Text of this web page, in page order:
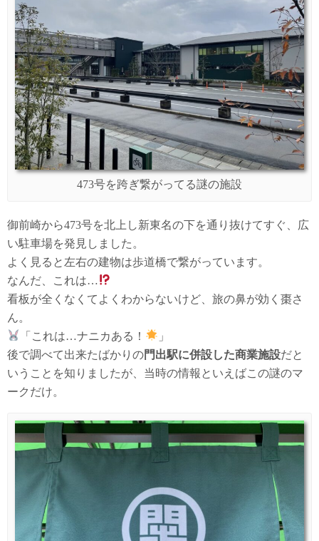
473号を跨ぎ繋がってる謎の施設
御前崎から473号を北上し新東名の下を通り抜けてすぐ、広
い駐車場を発見しました。
よく見ると左右の建物は歩道橋で繋がっています。
なんだ、これは…
看板が全くなくてよくわからないけど、旅の鼻が効く棗さ
ん。
「これは…ナニカある！
」
後で調べて出来たばかりの門出駅に併設した商業施設だと
いうことを知りましたが、当時の情報といえばこの謎のマ
ークだけ。